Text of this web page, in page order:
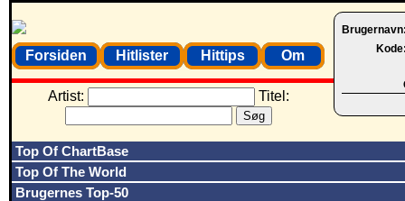
Forsiden Hitlister Hittips Om
Artist: Titel:
Top Of ChartBase
Top Of The World
Brugernes Top-50